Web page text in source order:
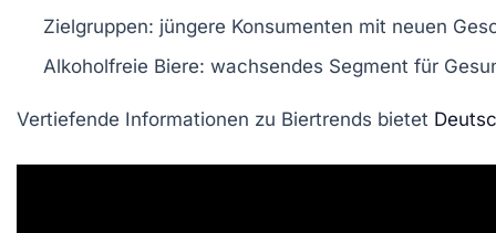
Zielgruppen: jüngere Konsumenten mit neuen
Alkoholfreie Biere: wachsendes Segment für
Vertiefende Informationen zu Biertrends bietet